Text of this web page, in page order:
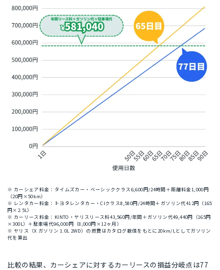
※ カーシェア料金：タイムズカー・ベーシッククラス6,600円/24時間＋距離料金1,000円
（20円×50km）
※ レンタカー料金：トヨタレンタカー・CIクラス8,580円/24時間＋ガソリン代412円（165
円×2.5L）
※ カーリース料金：KINTO・ヤリスリース料43,560円/年間＋ガソリン代49,440円（165円
×300L）＋駐車場代96,000円（8,000円×12ヶ月）
※ ヤリス（X ガソリン 1.0L 2WD）の燃費はカタログ数値をもとに20km/Lとしてガソリン
代を算出
比較の結果、 カーシェアに対するカーリースの損益分岐点は77